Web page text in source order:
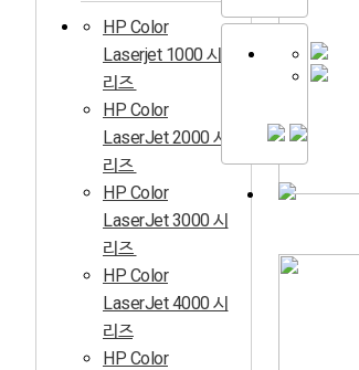
HP Color
Laserjet 1000 시
리즈
HP Color
LaserJet 2000 시
리즈
HP Color
LaserJet 3000 시
리즈
HP Color
LaserJet 4000 시
리즈
HP Color